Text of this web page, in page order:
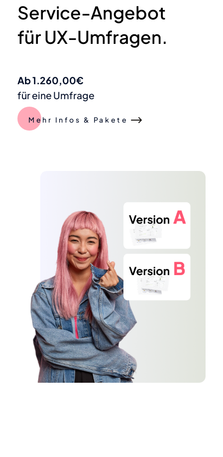
Service-Angebot
für UX-Umfragen.
Ab 1.260,00€
für eine Umfrage
Mehr Infos & Pakete